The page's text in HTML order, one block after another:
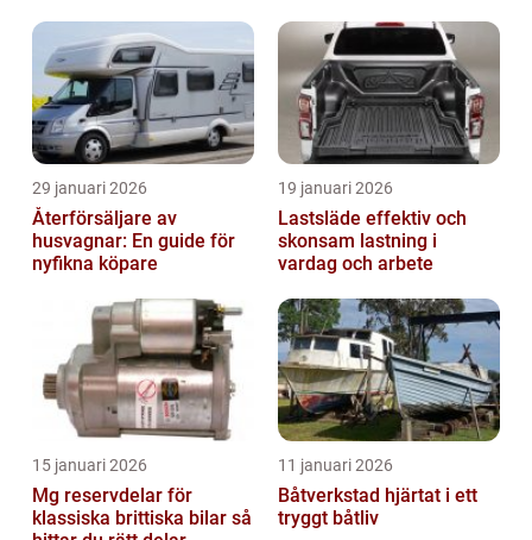
29 januari 2026
Återförsäljare av
husvagnar: En guide för
nyfikna köpare
19 januari 2026
Lastsläde effektiv och
skonsam lastning i
vardag och arbete
15 januari 2026
Mg reservdelar för
klassiska brittiska bilar så
11 januari 2026
Båtverkstad hjärtat i ett
tryggt båtliv